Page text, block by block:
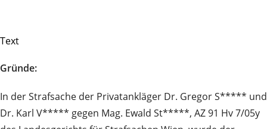
Text
Gründe:
In der Strafsache der Privatankläger Dr. Gregor S***** und
Dr. Karl V***** gegen Mag. Ewald St*****, AZ 91 Hv 7/05y